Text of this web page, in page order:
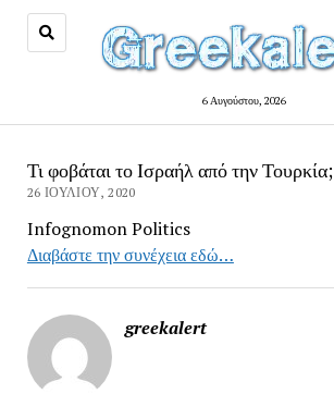
6 Αυγούστου, 2026
Τι φοβάται το Ισραήλ από την Τουρκία;
26 ΙΟΥΛΊΟΥ, 2020
Infognomon Politics
Διαβάστε την συνέχεια εδώ…
greekalert